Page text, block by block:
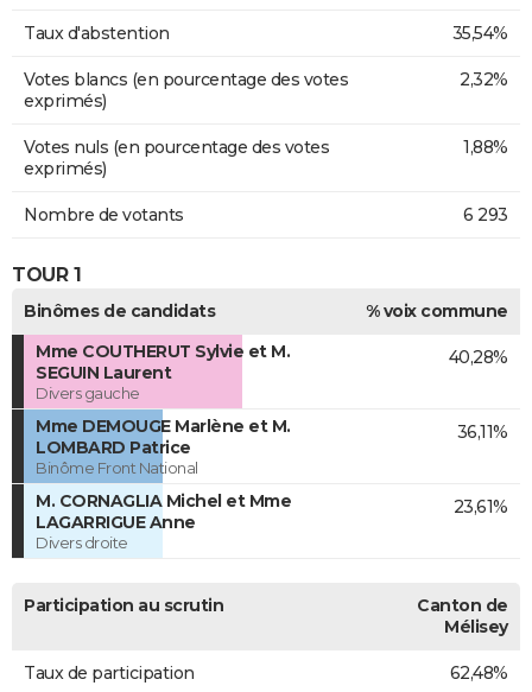
Taux d'abstention 35,54%
Votes blancs (en pourcentage des votes
exprimés)
2,32%
Votes nuls (en pourcentage des votes
exprimés)
1,88%
Nombre de votants 6 293
TOUR 1
Binômes de candidats
% voix commune
Mme COUTHERUT Sylvie et M.
SEGUIN Laurent
Divers gauche
40,28%
Mme DEMOUGE Marlène et M.
LOMBARD Patrice
Binôme Front National
36,11%
M. CORNAGLIA Michel et Mme
LAGARRIGUE Anne
Divers droite
23,61%
Participation au scrutin
Canton de
Mélisey
Taux de participation 62,48%